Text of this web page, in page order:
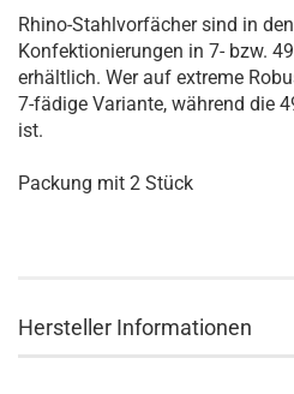
Rhino-Stahlvorfächer sind in
Konfektionierungen in 7- bzw.
erhältlich. Wer auf extreme
7-fädige Variante, während die
ist.
Packung mit 2 Stück
Hersteller Informationen